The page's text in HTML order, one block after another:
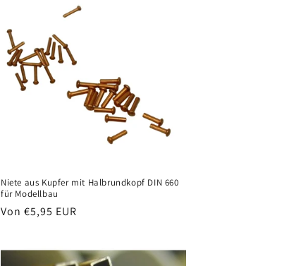
Niete aus Kupfer mit Halbrundkopf DIN 660
für Modellbau
Normaler
Von €5,95 EUR